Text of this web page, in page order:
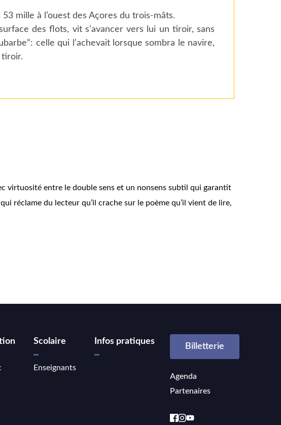
mille à l’ouest des Açores du trois-mâts.
des flots, vit s’avancer vers lui un tiroir, sans
celle qui l’achevait lorsque sombra le navire,
tiroir.
virtuosité entre le double sens et un nonsens subtil qui garantit
réclame du lecteur qu’il crache sur le poème qu’il vient de lire,
Scolaire
Enseignants
Infos pratiques
Billetterie
Agenda
Partenaires